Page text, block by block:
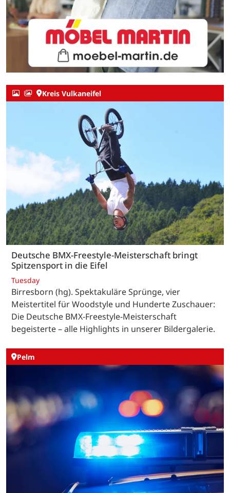
Kreis Vulkaneifel
Deutsche BMX-Freestyle-Meisterschaft bringt
Spitzensport in die Eifel
Tuesday
Birresborn (hg). Spektakuläre Sprünge, vier
Meistertitel für Woodstyle und Hunderte Zuschauer:
Die Deutsche BMX-Freestyle-Meisterschaft
begeisterte – alle Highlights in unserer Bildergalerie.
Pelm